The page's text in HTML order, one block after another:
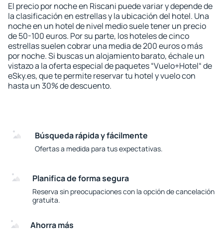
El precio por noche en Riscani puede variar y depende de
la clasificación en estrellas y la ubicación del hotel. Una
noche en un hotel de nivel medio suele tener un precio
de 50-100 euros. Por su parte, los hoteles de cinco
estrellas suelen cobrar una media de 200 euros o más
por noche. Si buscas un alojamiento barato, échale un
vistazo a la oferta especial de paquetes “Vuelo+Hotel“ de
eSky.es, que te permite reservar tu hotel y vuelo con
hasta un 30% de descuento.
Búsqueda rápida y fácilmente
Ofertas a medida para tus expectativas.
Planifica de forma segura
Reserva sin preocupaciones con la opción de cancelación
gratuita.
Ahorra más